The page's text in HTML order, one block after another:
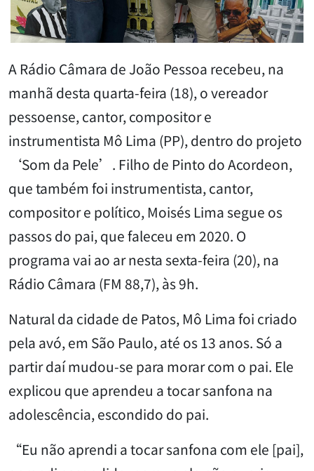
A Rádio Câmara de João Pessoa recebeu, na
manhã desta quarta-feira (18), o vereador
pessoense, cantor, compositor e
instrumentista Mô Lima (PP), dentro do projeto
‘Som da Pele’. Filho de Pinto do Acordeon,
que também foi instrumentista, cantor,
compositor e político, Moisés Lima segue os
passos do pai, que faleceu em 2020. O
programa vai ao ar nesta sexta-feira (20), na
Rádio Câmara (FM 88,7), às 9h.
Natural da cidade de Patos, Mô Lima foi criado
pela avó, em São Paulo, até os 13 anos. Só a
partir daí mudou-se para morar com o pai. Ele
explicou que aprendeu a tocar sanfona na
adolescência, escondido do pai.
“Eu não aprendi a tocar sanfona com ele [pai],